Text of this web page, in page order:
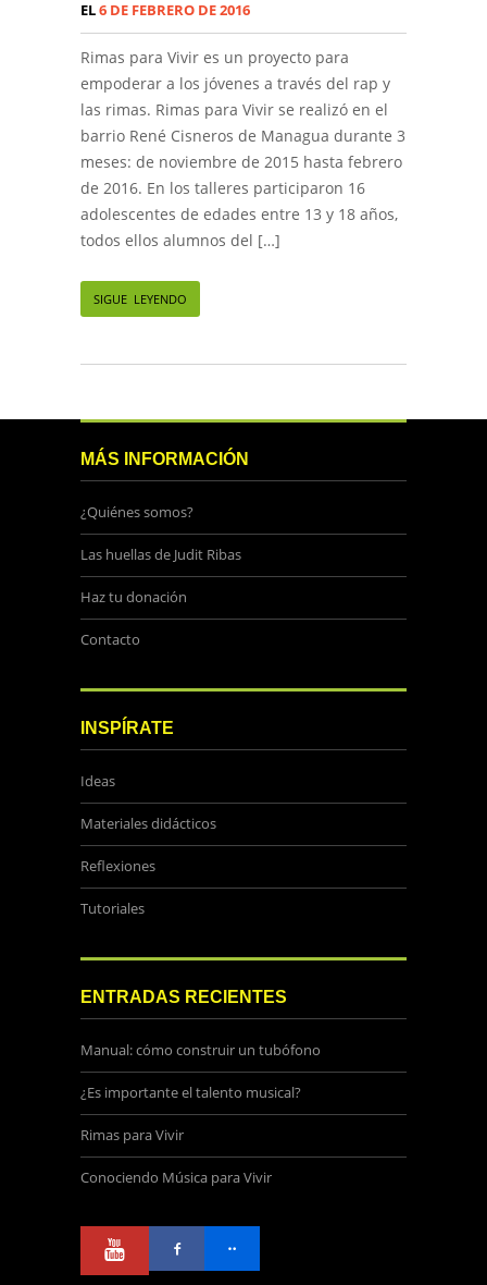
EL6 DE FEBRERO DE 2016
Rimas para Vivir es un proyecto para
empoderar a los jóvenes a través del rap y
las rimas. Rimas para Vivir se realizó en el
barrio René Cisneros de Managua durante 3
meses: de noviembre de 2015 hasta febrero
de 2016. En los talleres participaron 16
adolescentes de edades entre 13 y 18 años,
todos ellos alumnos del […]
SIGUE LEYENDO
MÁS INFORMACIÓN
¿Quiénes somos?
Las huellas de Judit Ribas
Haz tu donación
Contacto
INSPÍRATE
Ideas
Materiales didácticos
Reflexiones
Tutoriales
ENTRADAS RECIENTES
Manual: cómo construir un tubófono
¿Es importante el talento musical?
Rimas para Vivir
Conociendo Música para Vivir